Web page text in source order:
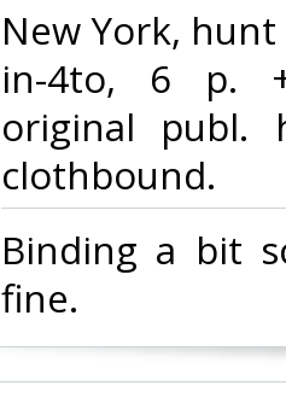
‎New York,
in-4to, 6 p.
original publ.
clothbound. ‎
‎Binding a bit
fine. ‎